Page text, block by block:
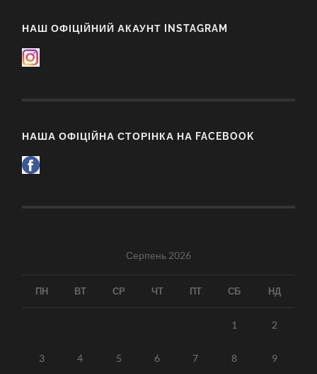
НАШ ОФІЦІЙНИЙ АКАУНТ INSTAGRAM
НАША ОФІЦІЙНА СТОРІНКА НА FACEBOOK
Серпень 2026
ПН ВТ СР ЧТ ПТ СБ НД
1 2
3 4 5 6 7 8 9